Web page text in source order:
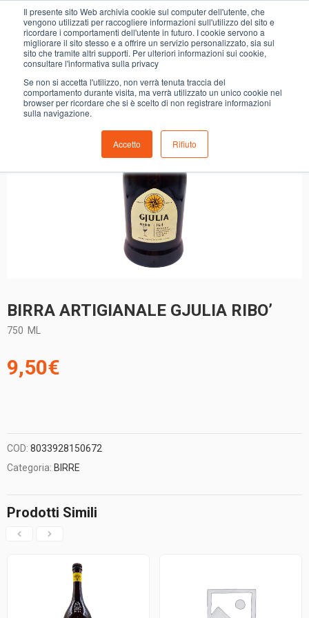
Il presente sito Web archivia cookie sul computer dell'utente, che
vengono utilizzati per raccogliere informazioni sull'utilizzo del sito e
ricordare i comportamenti dell'utente in futuro. I cookie servono a
migliorare il sito stesso e a offrire un servizio personalizzato, sia sul
sito che tramite altri supporti. Per ulteriori informazioni sui cookie,
consultare l'informativa sulla privacy
Se non si accetta l'utilizzo, non verrà tenuta traccia del
comportamento durante visita, ma verrà utilizzato un unico cookie nel
browser per ricordare che si è scelto di non registrare informazioni
sulla navigazione.
Accetto Rifiuto
BIRRA ARTIGIANALE GJULIA RIBO’
BIRRA ARTIGIANALE GJULIA RIBO’
750 ML
9,50€
COD: 8033928150672
Categoria: BIRRE
Prodotti Simili